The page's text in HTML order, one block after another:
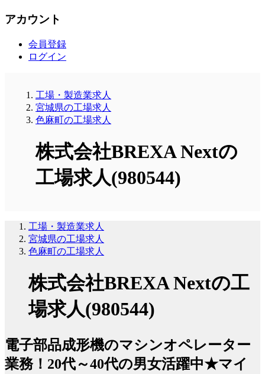
アカウント
会員登録
ログイン
工場・製造業求人
宮城県の工場求人
色麻町の工場求人
株式会社BREXA Nextの
工場求人(980544)
工場・製造業求人
宮城県の工場求人
色麻町の工場求人
株式会社BREXA Nextの工
場求人(980544)
電子部品成形機のマシンオペレーター
業務！20代～40代の男女活躍中★マイ